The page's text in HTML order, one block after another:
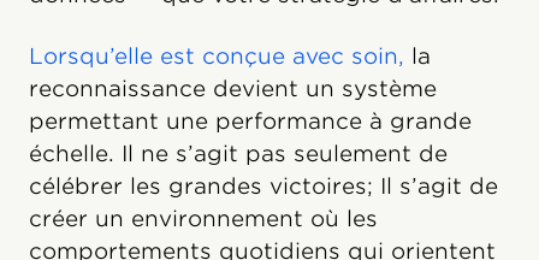
Lorsqu’elle est conçue avec soin, la
reconnaissance devient un système
permettant une performance à grande
échelle. Il ne s’agit pas seulement de
célébrer les grandes victoires; Il s’agit de
créer un environnement où les
comportements quotidiens qui orientent